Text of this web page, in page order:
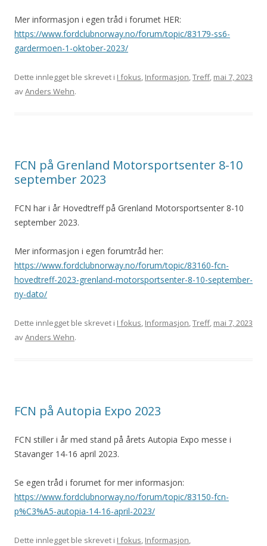
Mer informasjon i egen tråd i forumet HER:
https://www.fordclubnorway.no/forum/topic/83179-ss6-
gardermoen-1-oktober-2023/
Dette innlegget ble skrevet i I fokus, Informasjon,Treff, mai 7, 2023
avAnders Wehn.
FCN på Grenland Motorsportsenter 8-10
september 2023
FCN har i år Hovedtreff på Grenland Motorsportsenter 8-10
september 2023.
Mer informasjon i egen forumtråd her:
https://www.fordclubnorway.no/forum/topic/83160-fcn-
hovedtreff-2023-grenland-motorsportsenter-8-10-september-
ny-dato/
Dette innlegget ble skrevet i I fokus, Informasjon,Treff, mai 7, 2023
avAnders Wehn.
FCN på Autopia Expo 2023
FCN stiller i år med stand på årets Autopia Expo messe i
Stavanger 14-16 april 2023.
Se egen tråd i forumet for mer informasjon:
https://www.fordclubnorway.no/forum/topic/83150-fcn-
p%C3%A5-autopia-14-16-april-2023/
Dette innlegget ble skrevet i I fokus, Informasjon,